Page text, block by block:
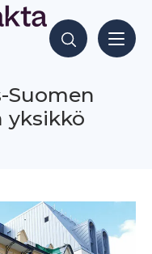
Hae sisältöjä
Suomen
yksikkö